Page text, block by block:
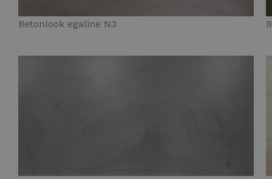
Betonlook egaline N3